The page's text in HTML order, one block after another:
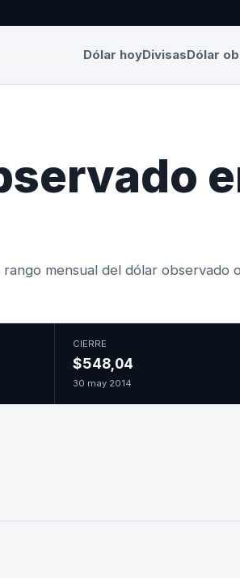
Dólar hoyDivisasDólar
mensual del dólar observado
CIERRE
$548,04
30 may 2014